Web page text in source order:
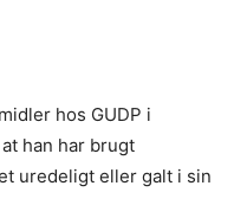
hos GUDP i
han har brugt
uredeligt eller galt i sin